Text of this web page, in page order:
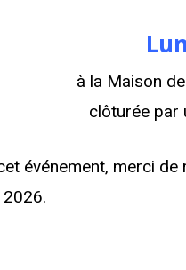
à la Maison
clôturée par
événement, merci